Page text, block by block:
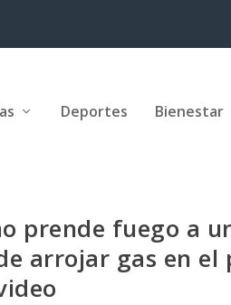
Deportes Bienestar
prende fuego a
arrojar gas en el